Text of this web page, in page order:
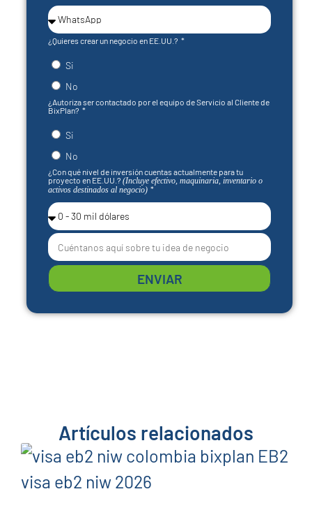
¿Quieres crear un negocio en EE.UU.?
Si
No
¿Autoriza ser contactado por el equipo de Servicio al Cliente de
BixPlan?
Si
No
¿Con qué nivel de inversión cuentas actualmente para tu
proyecto en EE.UU.? (Incluye efectivo, maquinaria, inventario o
activos destinados al negocio)
ENVIAR
Artículos relacionados